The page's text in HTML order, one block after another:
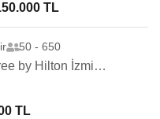
TL
50 - 650
DoubleTree by Hilton İzmir Airport
TL